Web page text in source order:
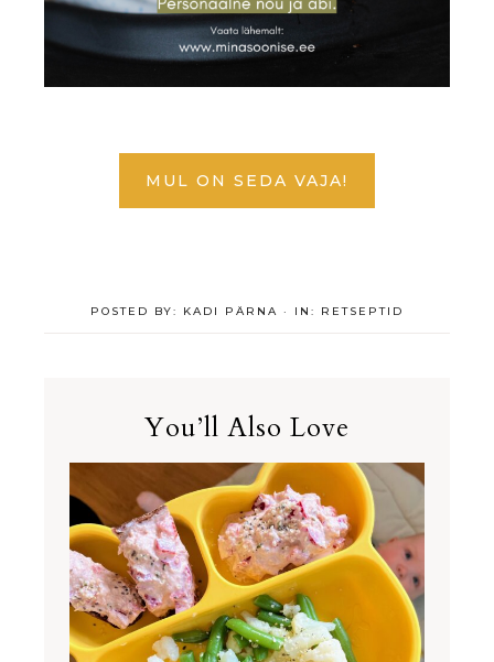
MUL ON SEDA VAJA!
POSTED BY: KADI PÄRNA · IN: RETSEPTID
You’ll Also Love